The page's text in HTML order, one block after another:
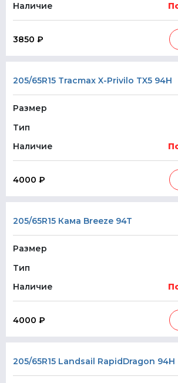
Наличие
3850 ₽
205/65R15 Tracmax X-Privilo TX5 94H
Размер
Тип
Наличие
4000 ₽
205/65R15 Кама Breeze 94T
Размер
Тип
Наличие
4000 ₽
205/65R15 Landsail RapidDragon 94H